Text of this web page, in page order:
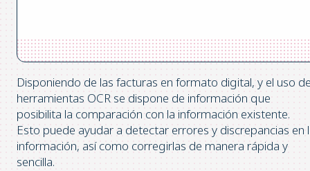
Disponiendo de las facturas en formato digital, y el uso
herramientas OCR se dispone de información que
posibilita la comparación con la información existente.
Esto puede ayudar a detectar errores y discrepancias en
información, así como corregirlas de manera rápida y
sencilla.